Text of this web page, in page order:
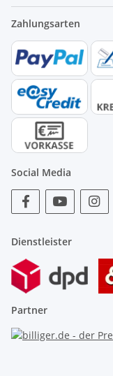
Zahlungsarten
Social Media
Dienstleister
Partner